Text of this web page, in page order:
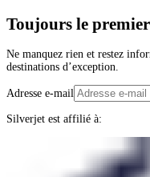
Toujours le
Ne manquez rien et restez
destinations d’exception.
Adresse e-mail
Silverjet est affilié à: